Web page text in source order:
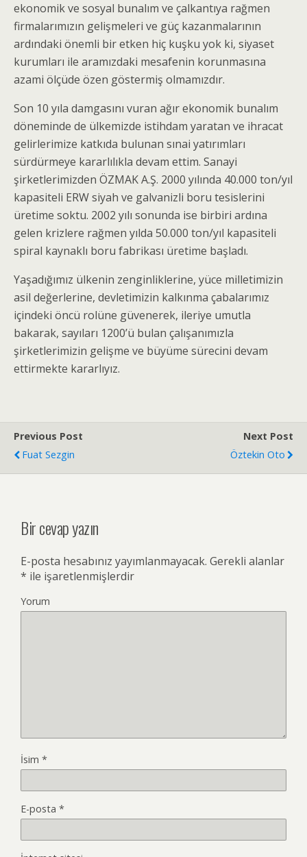
ekonomik ve sosyal bunalım ve çalkantıya rağmen
firmalarımızın gelişmeleri ve güç kazanmalarının
ardındaki önemli bir etken hiç kuşku yok ki, siyaset
kurumları ile aramızdaki mesafenin korunmasına
azami ölçüde özen göstermiş olmamızdır.
Son 10 yıla damgasını vuran ağır ekonomik bunalım
döneminde de ülkemizde istihdam yaratan ve ihracat
gelirlerimize katkıda bulunan sınai yatırımları
sürdürmeye kararlılıkla devam ettim. Sanayi
şirketlerimizden ÖZMAK A.Ş. 2000 yılında 40.000 ton/yıl
kapasiteli ERW siyah ve galvanizli boru tesislerini
üretime soktu. 2002 yılı sonunda ise birbiri ardına
gelen krizlere rağmen yılda 50.000 ton/yıl kapasiteli
spiral kaynaklı boru fabrikası üretime başladı.
Yaşadığımız ülkenin zenginliklerine, yüce milletimizin
asil değerlerine, devletimizin kalkınma çabalarımız
içindeki öncü rolüne güvenerek, ileriye umutla
bakarak, sayıları 1200’ü bulan çalışanımızla
şirketlerimizin gelişme ve büyüme sürecini devam
ettirmekte kararlıyız.
Previous Post
Fuat Sezgin
Next Post
Öztekin Oto
Bir cevap yazın
E-posta hesabınız yayımlanmayacak. Gerekli alanlar
* ile işaretlenmişlerdir
Yorum
İsim *
E-posta *